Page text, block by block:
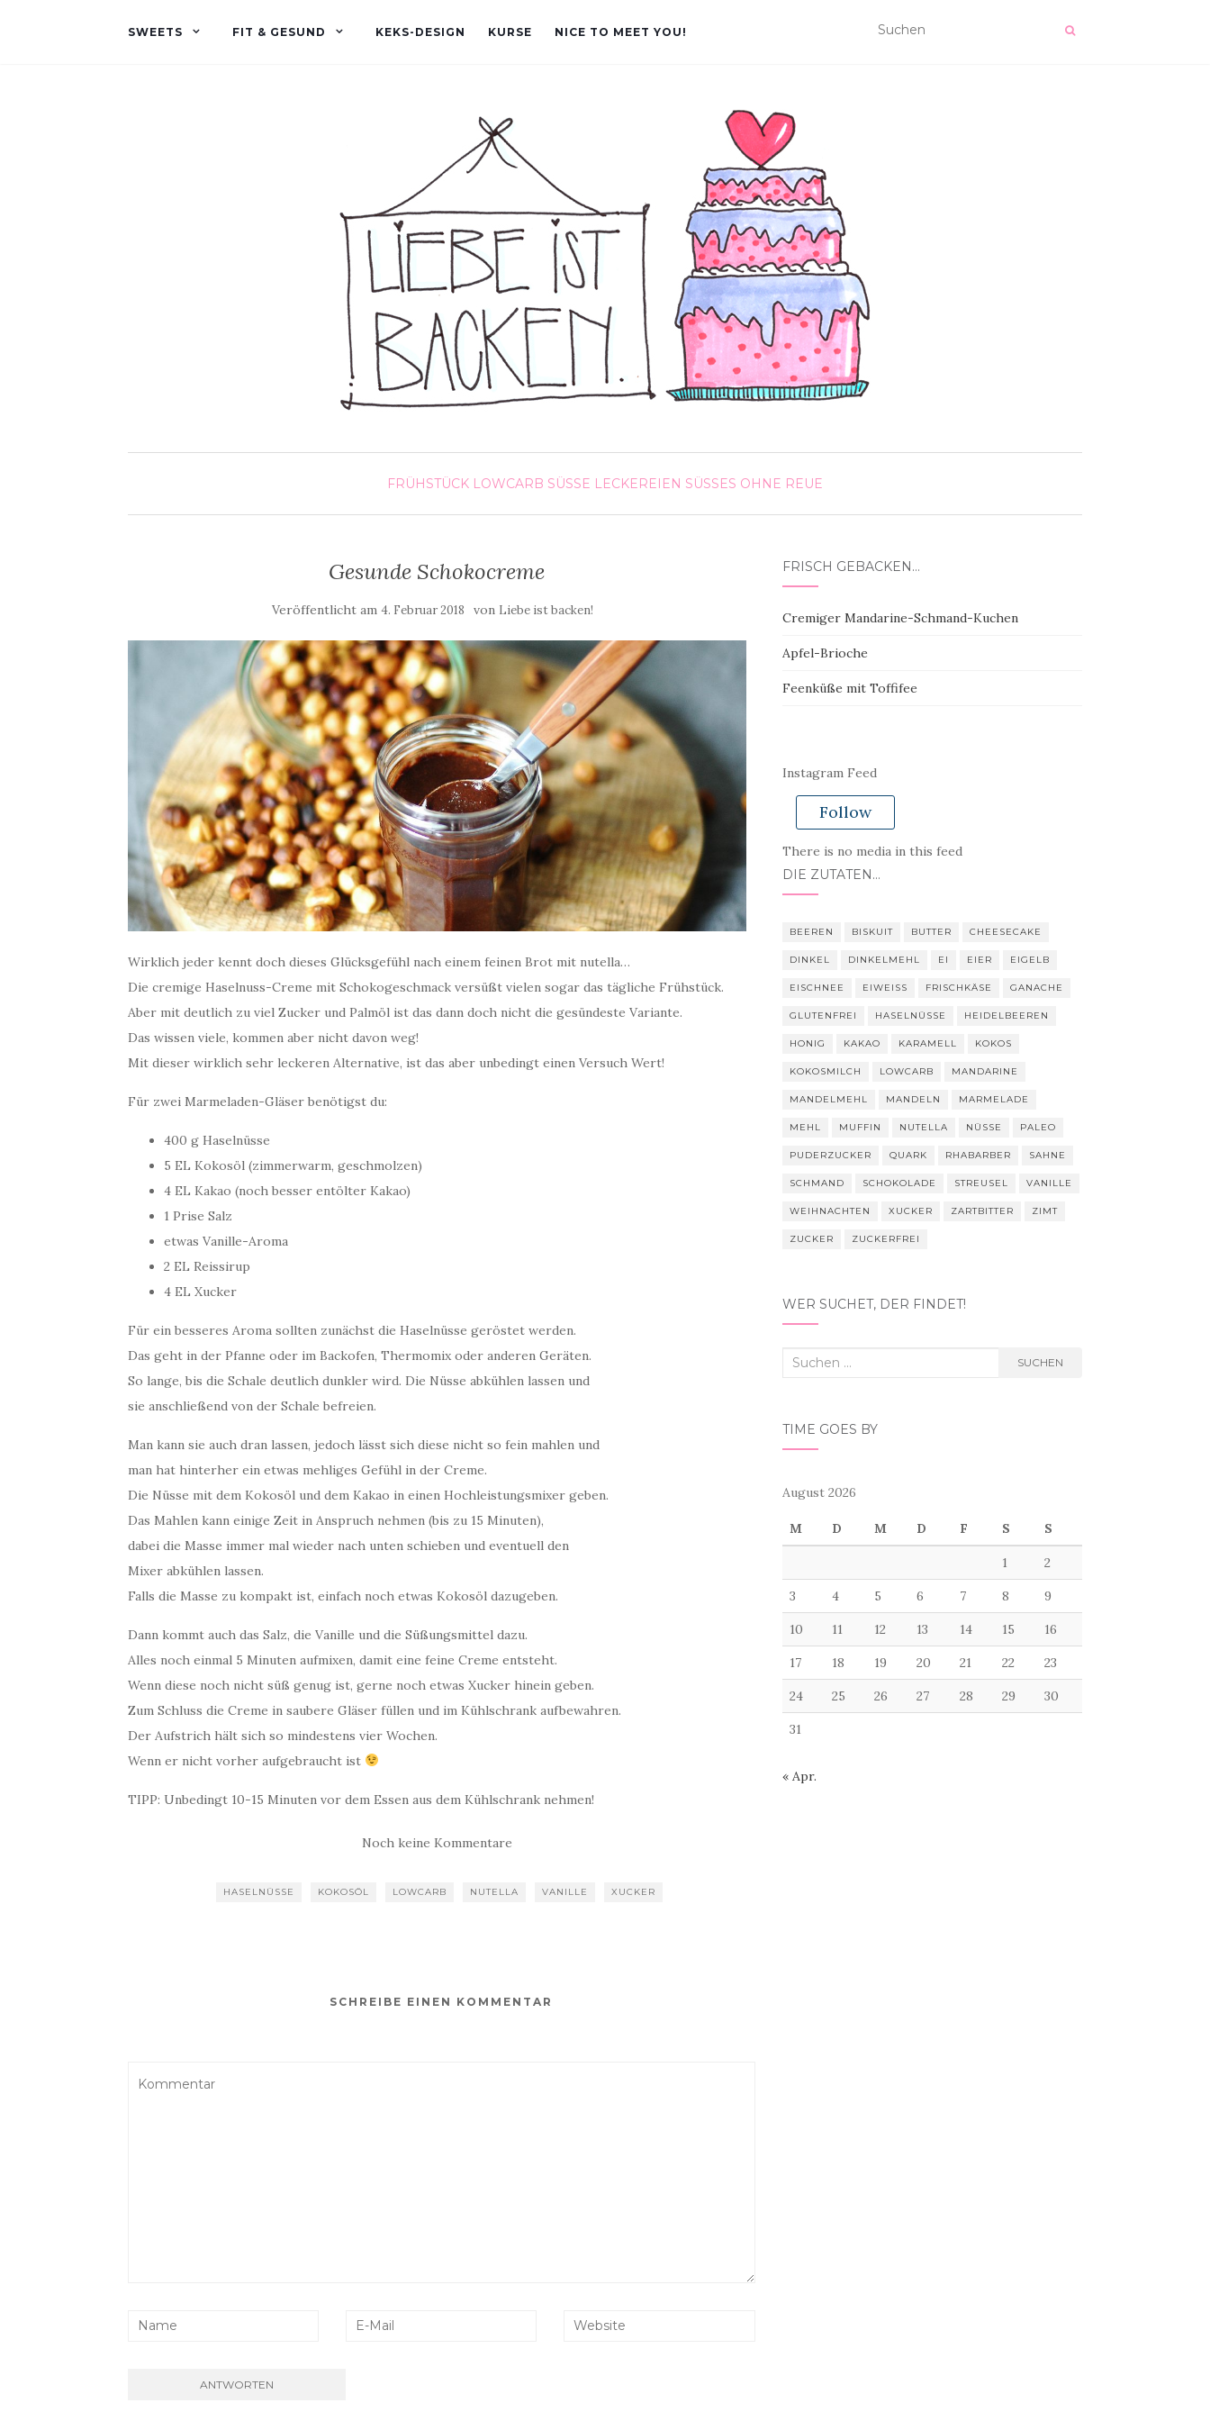
SWEETS FIT & GESUND KEKS-DESIGN KURSE NICE TO MEET YOU!
FRÜHSTÜCK LOWCARB SÜSSE LECKEREIEN SÜSSES OHNE REUE
Gesunde Schokocreme
Veröffentlicht am 4. Februar 2018 von Liebe ist backen!
Wirklich jeder kennt doch dieses Glücksgefühl nach einem feinen Brot mit nutella…
Die cremige Haselnuss-Creme mit Schokogeschmack versüßt vielen sogar das tägliche Frühstück.
Aber mit deutlich zu viel Zucker und Palmöl ist das dann doch nicht die gesündeste Variante.
Das wissen viele, kommen aber nicht davon weg!
Mit dieser wirklich sehr leckeren Alternative, ist das aber unbedingt einen Versuch Wert!
Für zwei Marmeladen-Gläser benötigst du:
400 g Haselnüsse
5 EL Kokosöl (zimmerwarm, geschmolzen)
4 EL Kakao (noch besser entölter Kakao)
1 Prise Salz
etwas Vanille-Aroma
2 EL Reissirup
4 EL Xucker
Für ein besseres Aroma sollten zunächst die Haselnüsse geröstet werden.
Das geht in der Pfanne oder im Backofen, Thermomix oder anderen Geräten.
So lange, bis die Schale deutlich dunkler wird. Die Nüsse abkühlen lassen und
sie anschließend von der Schale befreien.
Man kann sie auch dran lassen, jedoch lässt sich diese nicht so fein mahlen und
man hat hinterher ein etwas mehliges Gefühl in der Creme.
Die Nüsse mit dem Kokosöl und dem Kakao in einen Hochleistungsmixer geben.
Das Mahlen kann einige Zeit in Anspruch nehmen (bis zu 15 Minuten),
dabei die Masse immer mal wieder nach unten schieben und eventuell den
Mixer abkühlen lassen.
Falls die Masse zu kompakt ist, einfach noch etwas Kokosöl dazugeben.
Dann kommt auch das Salz, die Vanille und die Süßungsmittel dazu.
Alles noch einmal 5 Minuten aufmixen, damit eine feine Creme entsteht.
Wenn diese noch nicht süß genug ist, gerne noch etwas Xucker hinein geben.
Zum Schluss die Creme in saubere Gläser füllen und im Kühlschrank aufbewahren.
Der Aufstrich hält sich so mindestens vier Wochen.
Wenn er nicht vorher aufgebraucht ist
TIPP: Unbedingt 10-15 Minuten vor dem Essen aus dem Kühlschrank nehmen!
Noch keine Kommentare
HASELNÜSSE KOKOSÖL LOWCARB NUTELLA VANILLE XUCKER
SCHREIBE EINEN KOMMENTAR
FRISCH GEBACKEN…
Cremiger Mandarine-Schmand-Kuchen
Apfel-Brioche
Feenküße mit Toffifee
Instagram Feed
Follow
There is no media in this feed
DIE ZUTATEN…
BEEREN BISKUIT BUTTER CHEESECAKE
DINKEL DINKELMEHL EI EIER EIGELB
EISCHNEE EIWEISS FRISCHKÄSE GANACHE
GLUTENFREI HASELNÜSSE HEIDELBEEREN
HONIG KAKAO KARAMELL KOKOS
KOKOSMILCH LOWCARB MANDARINE
MANDELMEHL MANDELN MARMELADE
MEHL MUFFIN NUTELLA NÜSSE PALEO
PUDERZUCKER QUARK RHABARBER SAHNE
SCHMAND SCHOKOLADE STREUSEL VANILLE
WEIHNACHTEN XUCKER ZARTBITTER ZIMT
ZUCKER ZUCKERFREI
WER SUCHET, DER FINDET!
Suchen
SUCHEN
TIME GOES BY
August 2026
M D M D F S S
1 2
3 4 5 6 7 8 9
10 11 12 13 14 15 16
17 18 19 20 21 22 23
24 25 26 27 28 29 30
31
« Apr.